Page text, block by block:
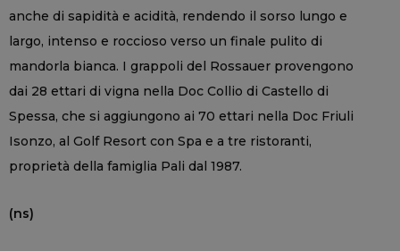
anche di sapidità e acidità, rendendo il sorso lungo e
largo, intenso e roccioso verso un finale pulito di
mandorla bianca. I grappoli del Rossauer provengono
dai 28 ettari di vigna nella Doc Collio di Castello di
Spessa, che si aggiungono ai 70 ettari nella Doc Friuli
Isonzo, al Golf Resort con Spa e a tre ristoranti,
proprietà della famiglia Pali dal 1987.
(ns)